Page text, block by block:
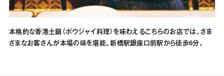
本格的な香港土鍋（ボウジャイ料理）を味わえるこちらのお店では、さま
ざまなお客さんが本場の味を堪能。新橋駅銀座口前駅から徒歩6分。